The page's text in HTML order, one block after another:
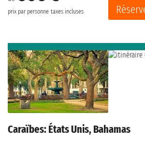
prix par personne taxes incluses
Caraïbes: États Unis, Bahamas